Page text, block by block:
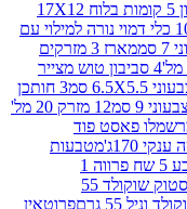
סביבון 5 קומות בלוח 17X12
למילוי עם
מארז 3 מזרקים
טוש מצייר
3 חותכן
12 מזרק 20 מל'
פוד
מטבעות
מטבע 5 שח פרווה 1
פרוטאין פרו-חטיף חלבון טבעוני בטעם פיסטוק שוקולד 55
פרוטאין